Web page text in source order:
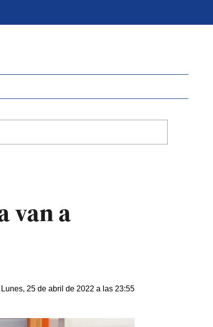
van a
Lunes, 25 de abril de 2022 a las 23:55